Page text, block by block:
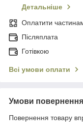
Детальніше
Оплатити
Післяплата
Готівкою
Всі умови оплати
Умови повернення
Повернення товару